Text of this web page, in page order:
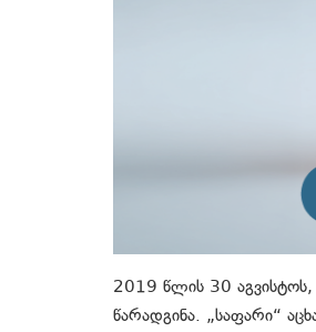
2019 წლის 30 აგვისტოს,
წარადგინა. „საფარი“